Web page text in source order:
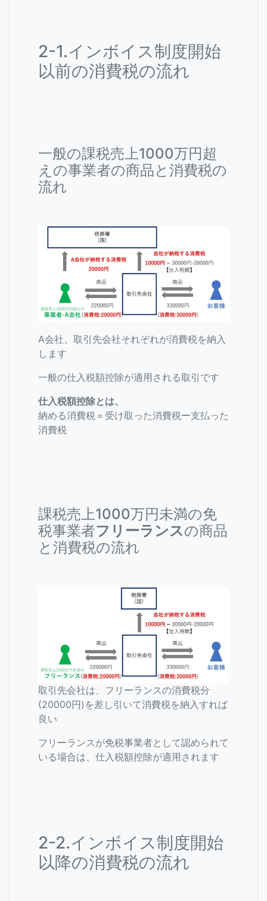
2-1.インボイス制度開始
以前の消費税の流れ
一般の課税売上1000万円超
えの事業者の商品と消費税の
流れ
A会社、取引先会社それぞれが消費税を納入
します
一般の仕入税額控除が適用される取引です
仕入税額控除とは、
納める消費税＝受け取った消費税ー支払った
消費税
課税売上1000万円未満の免
税事業者フリーランスの商品
と消費税の流れ
取引先会社は、フリーランスの消費税分
(20000円)を差し引いて消費税を納入すれば
良い
フリーランスが免税事業者として認められて
いる場合は、仕入税額控除が適用されます
2-2.インボイス制度開始
以降の消費税の流れ